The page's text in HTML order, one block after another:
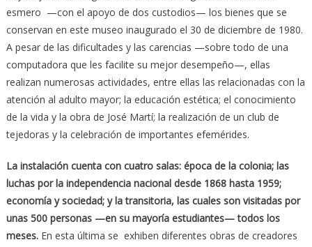
esmero —con el apoyo de dos custodios— los bienes que se
conservan en este museo inaugurado el 30 de diciembre de 1980.
A pesar de las dificultades y las carencias —sobre todo de una
computadora que les facilite su mejor desempeño—, ellas
realizan numerosas actividades, entre ellas las relacionadas con la
atención al adulto mayor; la educación estética; el conocimiento
de la vida y la obra de José Martí; la realización de un club de
tejedoras y la celebración de importantes efemérides.
La instalación cuenta con cuatro salas: época de la colonia; las
luchas por la independencia nacional desde 1868 hasta 1959;
economía y sociedad; y la transitoria, las cuales son visitadas por
unas 500 personas —en su mayoría estudiantes— todos los
meses.En esta última se exhiben diferentes obras de creadores